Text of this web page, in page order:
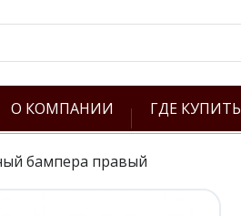
О КОМПАНИИ ГДЕ КУПИТЬ
бампера правый